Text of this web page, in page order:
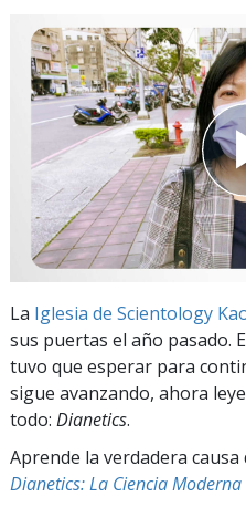
La Iglesia de Scientology
sus puertas el año pasado.
tuvo que esperar para
sigue avanzando, ahora
todo: Dianetics.
Aprende la verdadera
Dianetics: La Ciencia